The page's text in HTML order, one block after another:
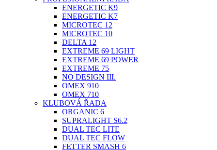
ENERGETIC K9
ENERGETIC K7
MICROTEC 12
MICROTEC 10
DELTA 12
EXTREME 69 LIGHT
EXTREME 69 POWER
EXTREME 75
NO DESIGN III.
OMEX 910
OMEX 710
KLUBOVÁ ŘADA
ORGANIC 6
SUPRALIGHT S6.2
DUAL TEC LITE
DUAL TEC FLOW
FETTER SMASH 6